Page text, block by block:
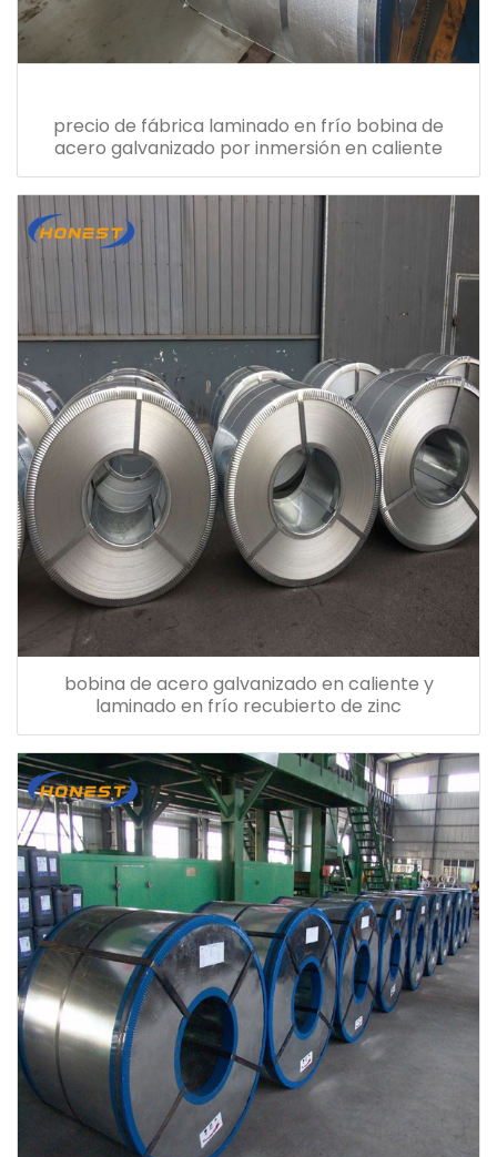
precio de fábrica laminado en frío bobina de
acero galvanizado por inmersión en caliente
bobina de acero galvanizado en caliente y
laminado en frío recubierto de zinc